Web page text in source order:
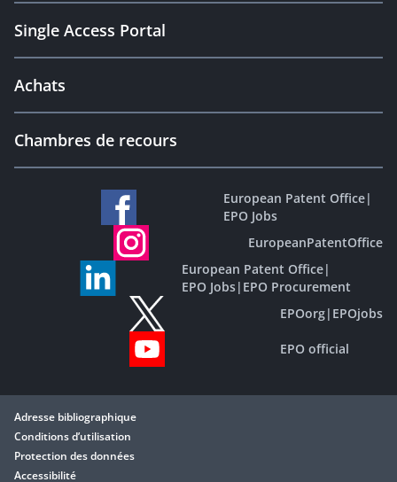
Single Access Portal
Achats
Chambres de recours
European Patent Office|
EPO Jobs
EuropeanPatentOffice
European Patent Office|
EPO Jobs| EPO Procurement
EPOorg| EPOjobs
EPO official
Adresse bibliographique
Conditions d’utilisation
Protection des données
Accessibilité